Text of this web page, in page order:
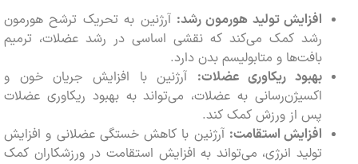
افزایش تولید هورمون رشد: آرژنین به تحریک ترشح هورمون
رشد کمک می‌کند که نقشی اساسی در رشد عضلات، ترمیم
بافت‌ها و متابولیسم بدن دارد.
بهبود ریکاوری عضلات:آرژنین با افزایش جریان خون و
اکسیژن‌رسانی به عضلات، می‌تواند به بهبود ریکاوری عضلات
پس از ورزش کمک کند.
افزایش استقامت:آرژنین با کاهش خستگی عضلانی و افزایش
تولید انرژی، می‌تواند به افزایش استقامت در ورزشکاران کمک